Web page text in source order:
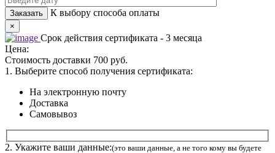
К выбору способа оплаты
×
Срок действия сертификата - 3 месяца
Цена:
Стоимость доставки 700 руб.
1. Выберите способ получения сертификата:
На электронную почту
Доставка
Самовывоз
2. Укажите ваши данные:(это ваши данные, а не того кому вы будете